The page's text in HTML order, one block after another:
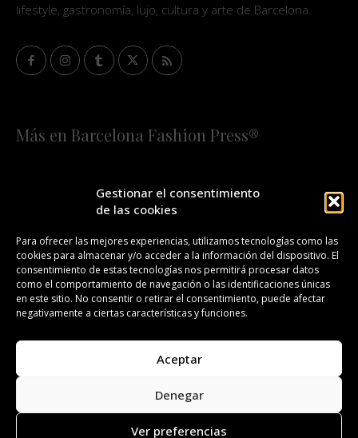
Gestionar el consentimiento
de las cookies
Para ofrecer las mejores experiencias, utilizamos tecnologías como las
cookies para almacenar y/o acceder a la información del dispositivo. El
consentimiento de estas tecnologías nos permitirá procesar datos
como el comportamiento de navegación o las identificaciones únicas
en este sitio. No consentir o retirar el consentimiento, puede afectar
negativamente a ciertas características y funciones.
Aceptar
Denegar
Ver preferencias
lifestyle, gastronomía, lujo, cultura y arte de Barcelona.
Más en Barcelona Fashion Press®
¡SUSCRÍBETE A NUESTRA FASHION NEWS!
CONTACTO REDACCIÓN PUBLICIDAD
ISSN 2385-4839 DL B 27443-2014
Todos los derechos reservados. Copyright 2008-2024.
Barcelona Fashion Press®/™ es una marca registrada.